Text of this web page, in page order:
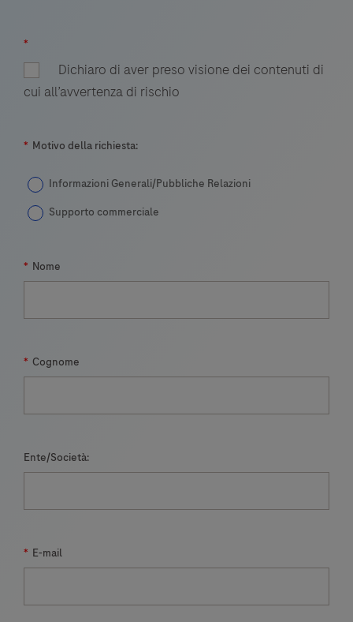
rapidi
affidabili
minuti
*
Dichiaro di aver preso visione dei contenuti di
cui all’avvertenza di rischio
* Motivo della richiesta:
Informazioni Generali/Pubbliche Relazioni
Supporto commerciale
* Nome
* Cognome
Ente/Società:
* E-mail